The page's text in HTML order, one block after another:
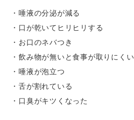
・唾液の分泌が減る
・口が乾いてヒリヒリする
・お口のネバつき
・飲み物が無いと食事が取りにくい
・唾液が泡立つ
・舌が割れている
・口臭がキツくなった